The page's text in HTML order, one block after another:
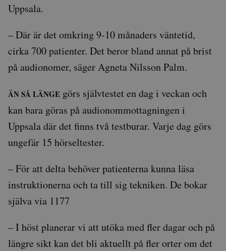
Uppsala.
– Där är det omkring 9-10 månaders väntetid,
cirka 700 patienter. Det beror bland annat på brist
på audionomer, säger Agneta Nilsson Palm.
ÄN SÅ LÄNGE görs självtestet en dag i veckan och
kan bara göras på audionommottagningen i
Uppsala där det finns två testburar. Varje dag görs
ungefär 15 hörseltester.
– För att delta behöver patienterna kunna läsa
instruktionerna och ta till sig tekniken. De bokar
själva via 1177
– I höst planerar vi att utöka med fler dagar och på
längre sikt kan det bli aktuellt på fler orter om det